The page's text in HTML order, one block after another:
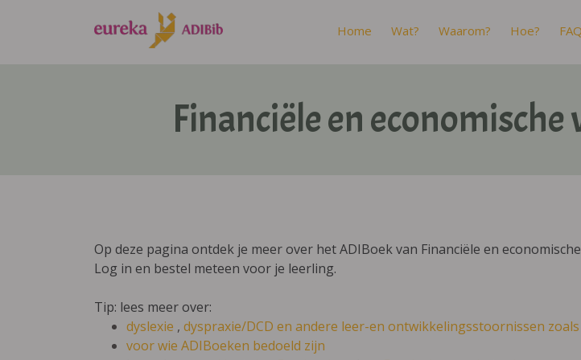
Home Wat? Waarom? Hoe? FAQ
Financiële en
Op deze pagina ontdek je meer over het ADIBoek van Financiële en
Log in en bestel meteen voor je leerling.
Tip: lees meer over:
dyslexie , dyspraxie/DCD en andere leer-en ontwikkelingsstoornissen zoals
voor wie ADIBoeken bedoeld zijn